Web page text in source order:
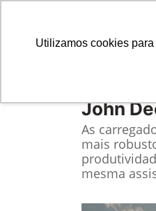
Utilizamos cookies
John
As
mais
mesma